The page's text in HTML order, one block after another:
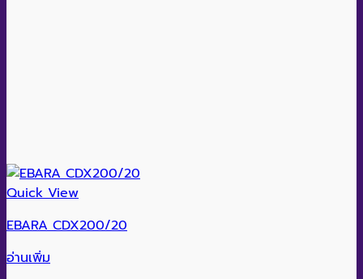
Quick View
EBARA CDX200/20
อ่านเพิ่ม